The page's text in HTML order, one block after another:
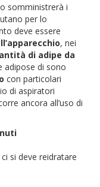
somministrerà i
per lo
deve essere
, nei
di adipe da
adipose di sono
con particolari
di aspiratori
ancora all’uso di
si deve reidratare